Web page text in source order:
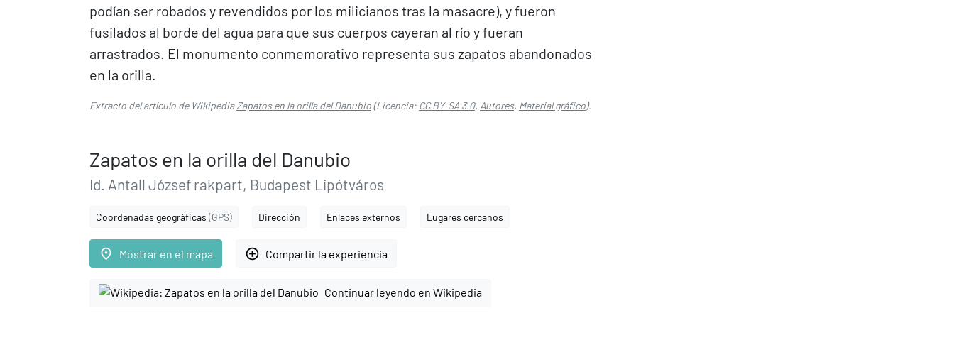
podían ser robados y revendidos por los milicianos tras la masacre), y fueron
fusilados al borde del agua para que sus cuerpos cayeran al río y fueran
arrastrados. El monumento conmemorativo representa sus zapatos abandonados
en la orilla.
Extracto del artículo de WikipediaZapatos en la orilla del Danubio(Licencia: CC BY-SA 3.0, Autores, Material gráfico).
Zapatos en la orilla del Danubio
Id. Antall József rakpart, Budapest Lipótváros
Coordenadas geográficas (GPS) Dirección Enlaces externos Lugares cercanos
place Mostrar en el mapa add_circle_outline Compartir la experiencia
Continuar leyendo en Wikipedia